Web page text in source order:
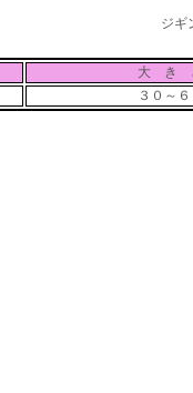
ジギ
大 き
３０～６